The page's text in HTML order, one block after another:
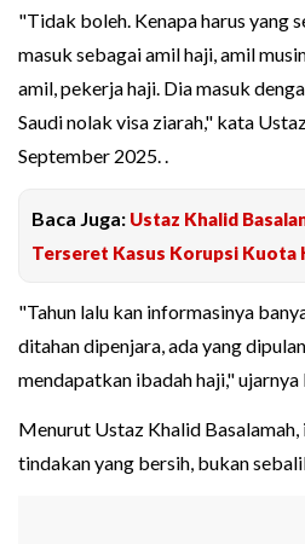
"Tidak boleh. Kenapa harus yang
masuk sebagai amil haji, amil
amil, pekerja haji. Dia masuk
Saudi nolak visa ziarah," kata
September 2025. .
Baca Juga: Ustaz Khalid
Terseret Kasus Korupsi Kuota
"Tahun lalu kan informasinya
ditahan dipenjara, ada yang
mendapatkan ibadah haji," ujarnya
Menurut Ustaz Khalid
tindakan yang bersih, bukan